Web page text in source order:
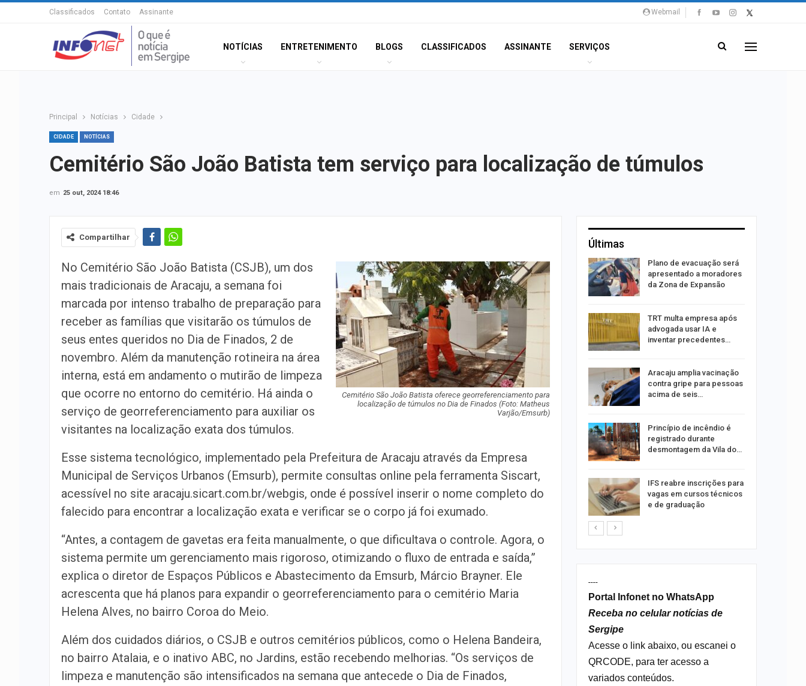
Webmail
Classificados Contato Assinante
NOTÍCIAS ENTRETENIMENTO BLOGS CLASSIFICADOS ASSINANTE SERVIÇOS
Principal Notícias Cidade
CIDADE NOTÍCIAS
Cemitério São João Batista tem serviço para localização de túmulos
em 25 out, 2024 18:46
Compartilhar
Cemitério São João Batista oferece georreferenciamento para
localização de túmulos no Dia de Finados (Foto: Matheus
Varjão/Emsurb)
No Cemitério São João Batista (CSJB), um dos
mais tradicionais de Aracaju, a semana foi
marcada por intenso trabalho de preparação para
receber as famílias que visitarão os túmulos de
seus entes queridos no Dia de Finados, 2 de
novembro. Além da manutenção rotineira na área
interna, está em andamento o mutirão de limpeza
que ocorre no entorno do cemitério. Há ainda o
serviço de georreferenciamento para auxiliar os
visitantes na localização exata dos túmulos.
Esse sistema tecnológico, implementado pela Prefeitura de Aracaju através da Empresa
Municipal de Serviços Urbanos (Emsurb), permite consultas online pela ferramenta Siscart,
acessível no site aracaju.sicart.com.br/webgis, onde é possível inserir o nome completo do
falecido para encontrar a localização exata e verificar se o corpo já foi exumado.
“Antes, a contagem de gavetas era feita manualmente, o que dificultava o controle. Agora, o
sistema permite um gerenciamento mais rigoroso, otimizando o fluxo de entrada e saída,”
explica o diretor de Espaços Públicos e Abastecimento da Emsurb, Márcio Brayner. Ele
acrescenta que há planos para expandir o georreferenciamento para o cemitério Maria
Helena Alves, no bairro Coroa do Meio.
Além dos cuidados diários, o CSJB e outros cemitérios públicos, como o Helena Bandeira,
no bairro Atalaia, e o inativo ABC, no Jardins, estão recebendo melhorias. “Os serviços de
limpeza e manutenção são intensificados na semana que antecede o Dia de Finados,
Últimas
Dia dos Pais: cerca de 104
milhões de pessoas
pretendem comprar…
Homem é preso por
suspeita de tráfico de
drogas em Lagarto
Organização criminosa é
investigada por roubos de
cargas em Sergipe
Moradores protestam por
melhorias e bloqueiam
Plano de evacuação será
apresentado a moradores
da Zona de Expansão
TRT multa empresa após
advogada usar IA e
inventar precedentes…
Aracaju amplia vacinação
contra gripe para pessoas
acima de seis…
Princípio de incêndio é
registrado durante
desmontagem da Vila do…
IFS reabre inscrições para
vagas em cursos técnicos
e de graduação
----
Portal Infonet no WhatsApp
Receba no celular notícias de
Sergipe
Acesse o link abaixo, ou escanei o
QRCODE, para ter acesso a
variados conteúdos.